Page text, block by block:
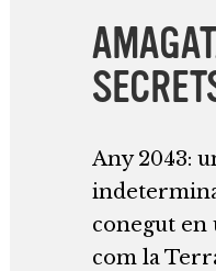
Any 2043:
conegut en
com la